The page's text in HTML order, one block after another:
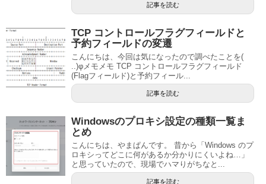
記事を読む
TCP コントロールフラグフィールドと
予約フィールドの変遷
こんにちは、今回は気になったので調べたことを(
..)φメモメモ TCP コントロールフラグフィールド
(Flagフィールド)と予約フィール...
記事を読む
Windowsのプロキシ設定の種類一覧ま
とめ
こんにちは、やまぱんです。 昔から「Windows のプ
ロキシってどこに何があるか分かりにくいよね…」
と思っていたので、現場でハマりがちなと...
記事を読む